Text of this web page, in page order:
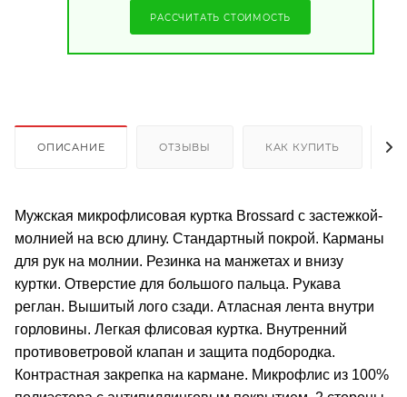
РАССЧИТАТЬ СТОИМОСТЬ
ОПИСАНИЕ ОТЗЫВЫ КАК КУПИТЬ
Мужская микрофлисовая куртка Brossard с застежкой-
молнией на всю длину. Стандартный покрой. Карманы
для рук на молнии. Резинка на манжетах и внизу
куртки. Отверстие для большого пальца. Рукава
реглан. Вышитый лого сзади. Атласная лента внутри
горловины. Легкая флисовая куртка. Внутренний
противоветровой клапан и защита подбородка.
Контрастная закрепка на кармане. Микрофлис из 100%